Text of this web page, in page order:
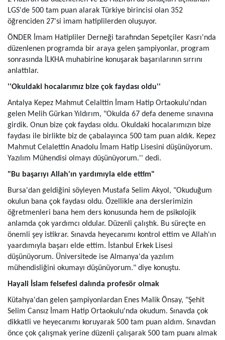
LGS'de 500 tam puan alarak Türkiye birincisi olan 352
öğrenciden 27'si imam hatiplilerden oluşuyor.
ÖNDER İmam Hatipliler Derneği tarafından Sepetçiler Kasrı'nda
düzenlenen programda bir araya gelen şampiyonlar, program
sonrasında İLKHA muhabirine konuşarak başarılarının sırrını
anlattılar.
''Okuldaki hocalarımız bize çok faydası oldu''
Antalya Kepez Mahmut Celalttin İmam Hatip Ortaokulu'ndan
gelen Melih Gürkan Yıldırım, "Okulda 67 defa deneme sınavına
girdik. Onun bize çok faydası oldu. Okuldaki hocalarımızın bize
faydası ile birlikte biz de çabalayınca 500 tam puan aldık. Kepez
Mahmut Celalettin Anadolu İmam Hatip Lisesini düşünüyorum.
Yazılım Mühendisi olmayı düşünüyorum.'' dedi.
"Bu başarıyı Allah'ın yardımıyla elde ettim"
Bursa'dan geldiğini söyleyen Mustafa Selim Akyol, "Okuduğum
okulun bana çok faydası oldu. Özellikle ana derslerimizin
öğretmenleri bana hem ders konusunda hem de psikolojik
anlamda çok yardımcı oldular. Düzenli çalıştık. Bu süreçte en
önemli şey istikrar. Sınavda heyecanımı kontrol ettim ve Allah'ın
yaardımıyla başarı elde ettim. İstanbul Erkek Lisesi
düşünüyorum. Üniversitede ise Almanya'da yazılım
mühendisliğini okumayı düşünüyorum." diye konuştu.
Hayali İslam felsefesi dalında profesör olmak
Kütahya'dan gelen şampiyonlardan Enes Malik Önsay, "Şehit
Selim Cansız İmam Hatip Ortaokulu'nda okudum. Sınavda çok
dikkatli ve heyecanımı koruyarak 500 tam puan aldım. Sınavdan
önce çok çalışmak yerine düzenli çalışarak 500 tam puanı almak